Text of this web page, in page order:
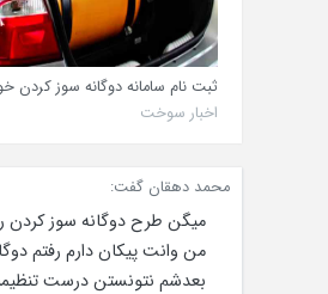
ثبت‌ نام سامانه دوگانه‌ سوز کردن
اخبار سوخت
محمد دهقان گفت:
میگن طرح دوگانه سوز کردن
من وانت پیکان دارم رفتم دوگانه کردم
بعدشم نتونستن درست